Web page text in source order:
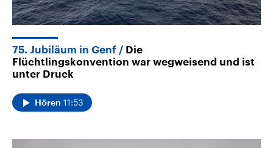
75. Jubiläum in Genf
Die
Flüchtlingskonvention war wegweisend und ist
unter Druck
Hören 11:53